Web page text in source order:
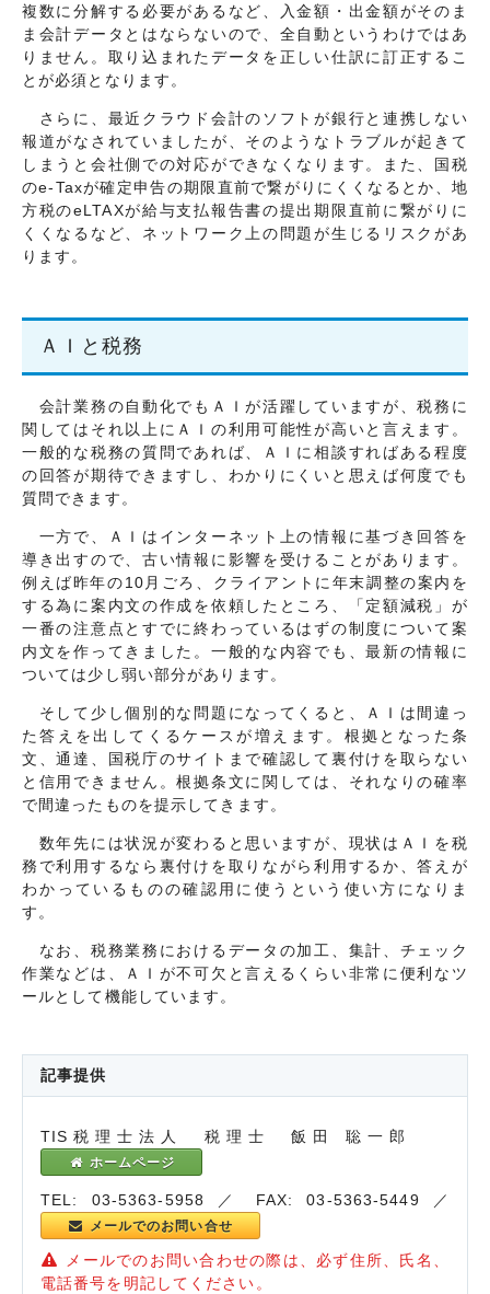
複数に分解する必要があるなど、入金額・出金額がそのま
ま会計データとはならないので、全自動というわけではあ
りません。取り込まれたデータを正しい仕訳に訂正するこ
とが必須となります。
さらに、最近クラウド会計のソフトが銀行と連携しない
報道がなされていましたが、そのようなトラブルが起きて
しまうと会社側での対応ができなくなります。また、国税
のe-Taxが確定申告の期限直前で繋がりにくくなるとか、地
方税のeLTAXが給与支払報告書の提出期限直前に繋がりに
くくなるなど、ネットワーク上の問題が生じるリスクがあ
ります。
ＡＩと税務
会計業務の自動化でもＡＩが活躍していますが、税務に
関してはそれ以上にＡＩの利用可能性が高いと言えます。
一般的な税務の質問であれば、ＡＩに相談すればある程度
の回答が期待できますし、わかりにくいと思えば何度でも
質問できます。
一方で、ＡＩはインターネット上の情報に基づき回答を
導き出すので、古い情報に影響を受けることがあります。
例えば昨年の10月ごろ、クライアントに年末調整の案内を
する為に案内文の作成を依頼したところ、「定額減税」が
一番の注意点とすでに終わっているはずの制度について案
内文を作ってきました。一般的な内容でも、最新の情報に
ついては少し弱い部分があります。
そして少し個別的な問題になってくると、ＡＩは間違っ
た答えを出してくるケースが増えます。根拠となった条
文、通達、国税庁のサイトまで確認して裏付けを取らない
と信用できません。根拠条文に関しては、それなりの確率
で間違ったものを提示してきます。
数年先には状況が変わると思いますが、現状はＡＩを税
務で利用するなら裏付けを取りながら利用するか、答えが
わかっているものの確認用に使うという使い方になりま
す。
なお、税務業務におけるデータの加工、集計、チェック
作業などは、ＡＩが不可欠と言えるくらい非常に便利なツ
ールとして機能しています。
記事提供
TIS税理士法人 税理士 飯田 聡一郎
ホームページ
TEL: 03-5363-5958 ／ FAX: 03-5363-5449 ／
メールでのお問い合せ
メールでのお問い合わせの際は、必ず住所、氏名、
電話番号を明記してください。